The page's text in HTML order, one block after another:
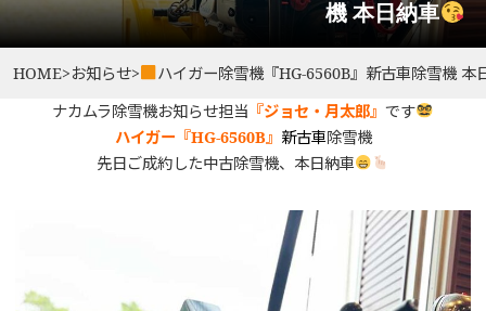
機 本日納車
HOME>お知らせ>
ハイガー除雪機『HG-6560B』新古車除雪機 本
ナカムラ除雪機お知らせ担当 『ジョセ・月太郎』です
ハイガー『HG-6560B』 新古車除雪機
先日ご成約した中古除雪機、本日納車